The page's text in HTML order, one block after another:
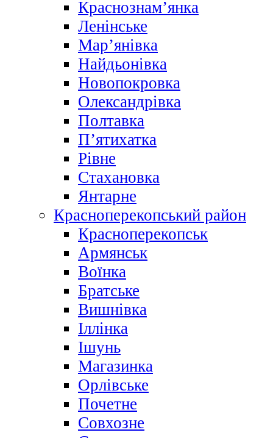
Краснознам’янка
Ленінське
Мар’янівка
Найдьонівка
Новопокровка
Олександрівка
Полтавка
П’ятихатка
Рівне
Стахановка
Янтарне
Красноперекопський район
Красноперекопськ
Армянськ
Воїнка
Братське
Вишнівка
Іллінка
Ішунь
Магазинка
Орлівське
Почетне
Совхозне